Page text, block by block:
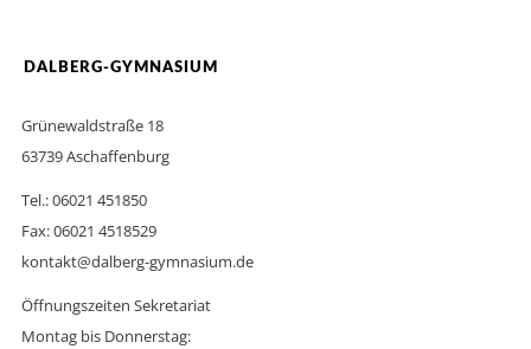
DALBERG-GYMNASIUM
Grünewaldstraße 18
63739 Aschaffenburg
Tel.: 06021 451850
Fax: 06021 4518529
kontakt@dalberg-gymnasium.de
Öffnungszeiten Sekretariat
Montag bis Donnerstag: